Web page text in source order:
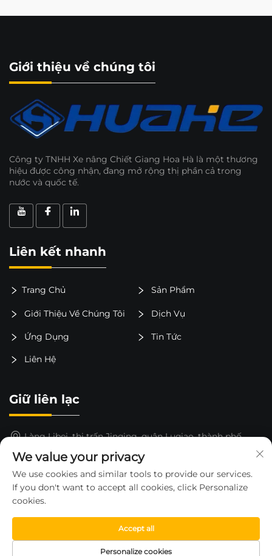
Giới thiệu về chúng tôi
Công ty TNHH Xe nâng Chiết Giang Hoa Hà là một thương
hiệu được công nhận, đang mở rộng thị phần cả trong
nước và quốc tế.
Liên kết nhanh
Trang Chủ Sản Phẩm
Giới Thiệu Về Chúng Tôi Dịch Vụ
Ứng Dụng Tin Tức
Liên Hệ
Giữ liên lạc
Làng Libei, thị trấn Jinqing, quận Luqiao, thành phố
15325652000
[email protected]
Bản quyền © 2026 thuộc về CÔNG TY TNHH XE NÂNG
We value your privacy
We use cookies and similar tools to provide our services.
If you don't want to accept all cookies, click Personalize
cookies.
Personalize cookies
Accept all